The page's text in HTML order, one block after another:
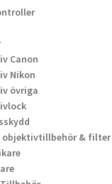
Canon
Nikon
övriga
objektivtillbehör & filter